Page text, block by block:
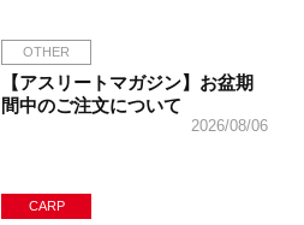
OTHER
【アスリートマガジン】お盆期
間中のご注文について
2026/08/06
CARP